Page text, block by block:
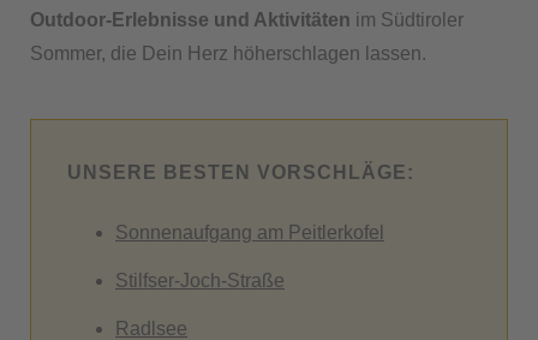
Outdoor-Erlebnisse und Aktivitäten im Südtiroler
Sommer, die Dein Herz höherschlagen lassen.
UNSERE BESTEN VORSCHLÄGE:
Sonnenaufgang am Peitlerkofel
Stilfser-Joch-Straße
Radlsee